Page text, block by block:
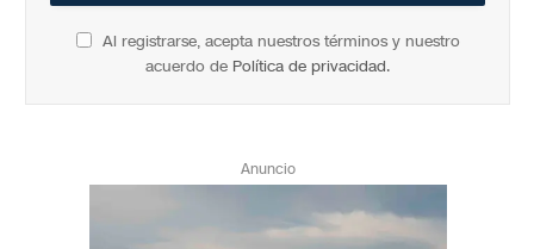
Al registrarse, acepta nuestros términos y nuestro
acuerdo de Política de privacidad.
Anuncio